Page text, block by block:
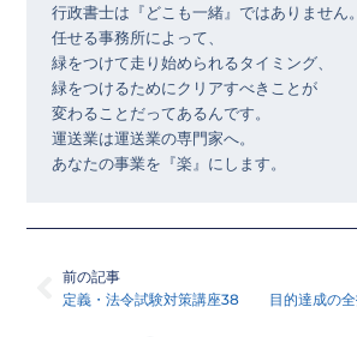
行政書士は『どこも一緒』ではありません。
任せる事務所によって、
緑をつけて走り始められるタイミング、
緑をつけるためにクリアすべきことが
変わることだってあるんです。
運送業は運送業の専門家へ。
あなたの事業を『楽』にします。
前の記事
定義・法令試験対策講座38